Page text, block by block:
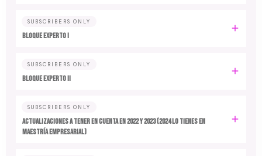
SUBSCRIBERS ONLY
BLOQUE EXPERTO I
SUBSCRIBERS ONLY
BLOQUE EXPERTO II
SUBSCRIBERS ONLY
ACTUALIZACIONES A TENER EN CUENTA EN 2022 y 2023 (2024 LO TIENES EN
MAESTRÍA EMPRESARIAL)